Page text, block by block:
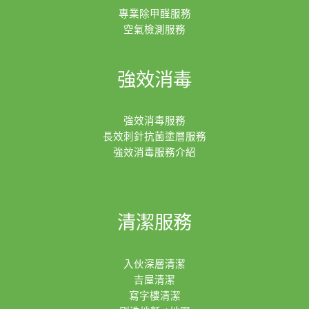
專業除甲醛服務
空氣檢測服務
強效消毒
強效消毒服務
長效刺針抗菌塗層服務
強效消毒服務介紹
清潔服務
入伙深層清潔
吉屋清潔
寫字樓清潔